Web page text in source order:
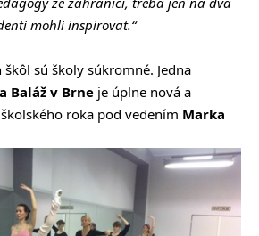
mohli inspirovat.“
sú školy súkromné. Jedna
Baláž v Brne je úplne nová a
roka pod vedením Marka